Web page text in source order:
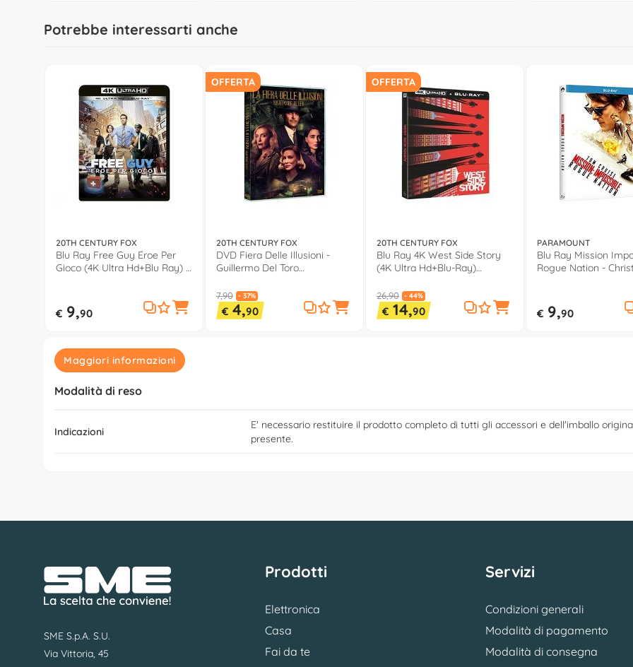
Potrebbe interessarti anche
20TH CENTURY FOX
Blu Ray Free Guy Eroe Per
Gioco (4K Ultra Hd+Blu Ray) -
€ 9,90
OFFERTA
20TH CENTURY FOX
DVD Fiera Delle Illusioni -
Guillermo Del Toro
7,90 - 37%
€ 4,90
OFFERTA
20TH CENTURY FOX
Blu Ray 4K West Side Story
(4K Ultra Hd+Blu-Ray)
Spielberg BIT4010202
26,90 - 44%
€ 14,90
PARAMOUNT
Blu Ray Mission
Rogue Nation -
€ 9,90
Maggiori informazioni
Modalità di reso
Indicazioni
E' necessario restituire il prodotto completo di tutti gli accessori e dell'imballo
presente.
SME S.p.A. S.U.
Via Vittoria, 45
Prodotti
Elettronica
Casa
Fai da te
Servizi
Condizioni generali
Modalità di pagamento
Modalità di consegna